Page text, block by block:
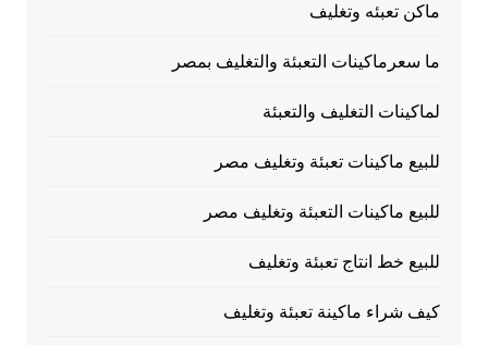
ماكن تعبئه وتغليف
ما سعرماكينات التعبئة والتغليف بمصر
لماكينات التغليف والتعبئة
للبيع ماكينات تعبئة وتغليف مصر
للبيع ماكينات التعبئة وتغليف مصر
للبيع خط انتاج تعبئة وتغليف
كيف شراء ماكينة تعبئة وتغليف